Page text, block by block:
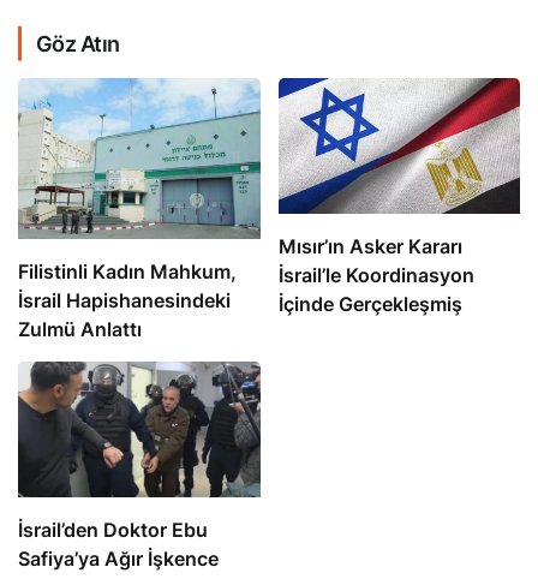
Göz Atın
Filistinli Kadın Mahkum,
İsrail Hapishanesindeki
Zulmü Anlattı
Mısır’ın Asker Kararı
İsrail’le Koordinasyon
İçinde Gerçekleşmiş
İsrail’den Doktor Ebu
Safiya’ya Ağır İşkence